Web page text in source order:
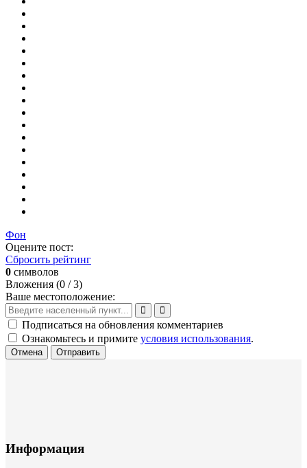
Фон
Оцените пост:
Сбросить рейтинг
0 символов
Вложения (0 / 3)
Ваше местоположение:
Подписаться на обновления комментариев
Ознакомьтесь и примите условия использования.
Отмена Отправить
Информация